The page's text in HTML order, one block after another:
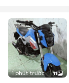
1 phút trước 11